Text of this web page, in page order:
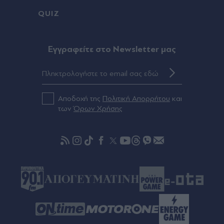
πυροσβεστικές δυνάμεις έδωσαν μια εξαιρετικά
πριν μία ώρα
e-ΕΦΚΑ και ΔΥΠΑ: Ο "χάρτης" των πληρωμών
από την Δευτέρα έως την Παρασκευή 14
πριν μία ώρα
Φερράν Τόρες -Το συμβόλαιο που υπογράφει με
τους πρωταθλητές Ευρώπης
QUIZ
Eγγραφείτε στο Newsletter μας
Αποδοχή της Πολιτική Απορρήτου και
τωνΌρων Χρήσης